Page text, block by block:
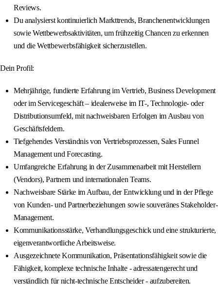
Reviews.
Du analysierst kontinuierlich Markttrends, Branchenentwicklungen
sowie Wettbewerbsaktivitäten, um frühzeitig Chancen zu erkennen
und die Wettbewerbsfähigkeit sicherzustellen.
Dein Profil:
Mehrjährige, fundierte Erfahrung im Vertrieb, Business Development
oder im Servicegeschäft – idealerweise im IT-, Technologie- oder
Distributionsumfeld, mit nachweisbaren Erfolgen im Ausbau von
Geschäftsfeldern.
Tiefgehendes Verständnis von Vertriebsprozessen, Sales Funnel
Management und Forecasting.
Umfangreiche Erfahrung in der Zusammenarbeit mit Herstellern
(Vendors), Partnern und internationalen Teams.
Nachweisbare Stärke im Aufbau, der Entwicklung und in der Pflege
von Kunden- und Partnerbeziehungen sowie souveränes Stakeholder-
Management.
Kommunikationsstärke, Verhandlungsgeschick und eine strukturierte,
eigenverantwortliche Arbeitsweise.
Ausgezeichnete Kommunikation, Präsentationsfähigkeit sowie die
Fähigkeit, komplexe technische Inhalte - adressatengerecht und
verständlich für nicht-technische Entscheider - aufzubereiten.